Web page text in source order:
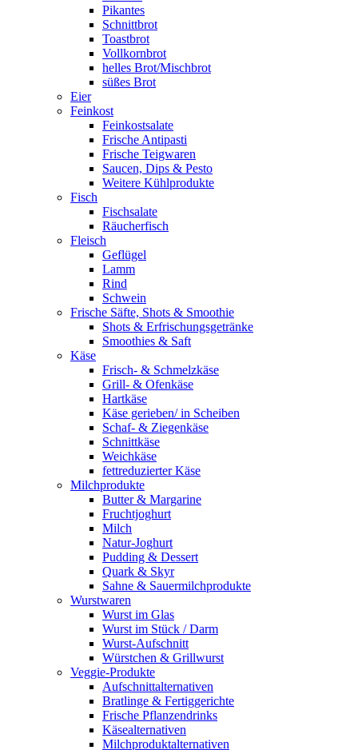
Pikantes
Schnittbrot
Toastbrot
Vollkornbrot
helles Brot/Mischbrot
süßes Brot
Eier
Feinkost
Feinkostsalate
Frische Antipasti
Frische Teigwaren
Saucen, Dips & Pesto
Weitere Kühlprodukte
Fisch
Fischsalate
Räucherfisch
Fleisch
Geflügel
Lamm
Rind
Schwein
Frische Säfte, Shots & Smoothie
Shots & Erfrischungsgetränke
Smoothies & Saft
Käse
Frisch- & Schmelzkäse
Grill- & Ofenkäse
Hartkäse
Käse gerieben/ in Scheiben
Schaf- & Ziegenkäse
Schnittkäse
Weichkäse
fettreduzierter Käse
Milchprodukte
Butter & Margarine
Fruchtjoghurt
Milch
Natur-Joghurt
Pudding & Dessert
Quark & Skyr
Sahne & Sauermilchprodukte
Wurstwaren
Wurst im Glas
Wurst im Stück / Darm
Wurst-Aufschnitt
Würstchen & Grillwurst
Veggie-Produkte
Aufschnittalternativen
Bratlinge & Fertiggerichte
Frische Pflanzendrinks
Käsealternativen
Milchproduktalternativen